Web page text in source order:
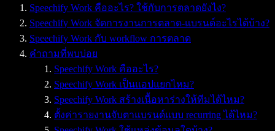
Speechify Work คืออะไร? ใช้กับการตลาดยังไง?
Speechify Work จัดการงานการตลาด-แบรนด์อะไรได้บ้าง?
Speechify Work กับ workflow การตลาด
คำถามที่พบบ่อย
Speechify Work คืออะไร?
Speechify Work เป็นแอปแยกไหม?
Speechify Work สร้างเนื้อหาร่างให้ทีมได้ไหม?
ตั้งค่ารายงานจับตาแบรนด์แบบ recurring ได้ไหม?